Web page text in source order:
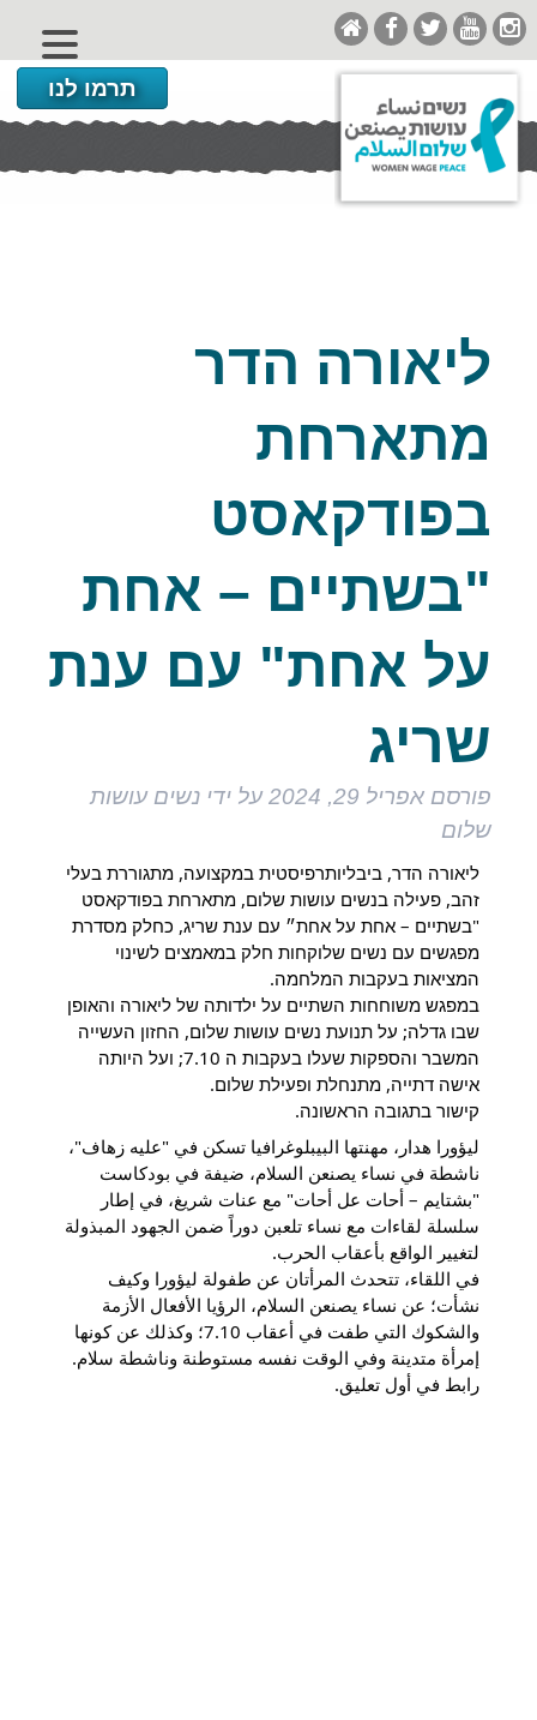
תרמו לנו
ליאורה הדר
מתארחת
בפודקאסט
"בשתיים – אחת
על אחת" עם ענת
שריג
פורסם אפריל 29, 2024 על ידי נשים עושות
שלום
ליאורה הדר, ביבליותרפיסטית במקצועה, מתגוררת בעלי
זהב, פעילה בנשים עושות שלום, מתארחת בפודקאסט
"בשתיים – אחת על אחת״ עם ענת שריג, כחלק מסדרת
מפגשים עם נשים שלוקחות חלק במאמצים לשינוי
המציאות בעקבות המלחמה.
במפגש משוחחות השתיים על ילדותה של ליאורה והאופן
שבו גדלה; על תנועת נשים עושות שלום, החזון העשייה
המשבר והספקות שעלו בעקבות ה 7.10; ועל היותה
אישה דתייה, מתנחלת ופעילת שלום.
קישור בתגובה הראשונה.
ليؤورا هدار، مهنتها البيبلوغرافيا تسكن في "عليه زهاف"،
ناشطة في نساء يصنعن السلام، ضيفة في بودكاست
"بشتايم – أحات عل أحات" مع عنات شريغ، في إطار
سلسلة لقاءات مع نساء تلعبن دوراً ضمن الجهود المبذولة
لتغيير الواقع بأعقاب الحرب.
في اللقاء، تتحدث المرأتان عن طفولة ليؤورا وكيف
نشأت؛ عن نساء يصنعن السلام، الرؤيا الأفعال الأزمة
والشكوك التي طفت في أعقاب 7.10؛ وكذلك عن كونها
إمرأة متدينة وفي الوقت نفسه مستوطنة وناشطة سلام.
رابط في أول تعليق.